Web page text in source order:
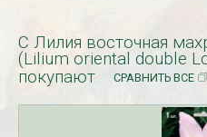
С Лилия восточная
(Lilium oriental double
покупают
СРАВНИТЬ ВСЕ